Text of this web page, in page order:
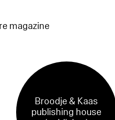
magazine
Broodje & Kaas
publishing house